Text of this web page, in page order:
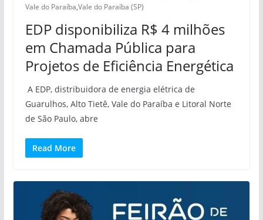
Vale do Paraíba,Vale do Paraíba (SP)
EDP disponibiliza R$ 4 milhões
em Chamada Pública para
Projetos de Eficiência Energética
A EDP, distribuidora de energia elétrica de
Guarulhos, Alto Tietê, Vale do Paraíba e Litoral Norte
de São Paulo, abre
Read More